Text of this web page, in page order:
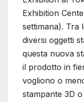
Exhibition
settimana). Tra
diversi oggetti
questa nuova
il prodotto in
vogliono o
stampante 3D